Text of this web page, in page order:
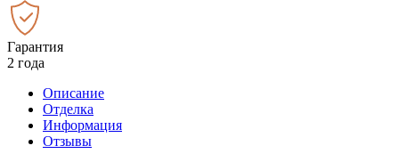
Гарантия
2 года
Описание
Отделка
Информация
Отзывы